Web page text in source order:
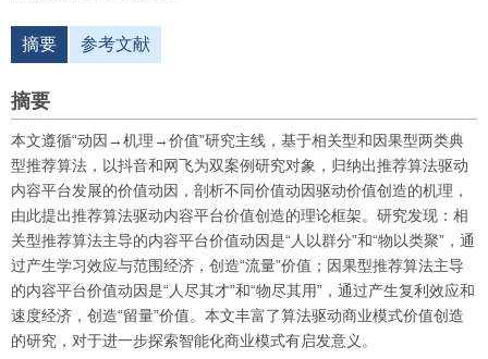
摘要 参考文献
摘要
本文遵循“动因→机理→价值”研究主线，基于相关型和因果型两类典
型推荐算法，以抖音和网飞为双案例研究对象，归纳出推荐算法驱动
内容平台发展的价值动因，剖析不同价值动因驱动价值创造的机理，
由此提出推荐算法驱动内容平台价值创造的理论框架。研究发现：相
关型推荐算法主导的内容平台价值动因是“人以群分”和“物以类聚”，通
过产生学习效应与范围经济，创造“流量”价值；因果型推荐算法主导
的内容平台价值动因是“人尽其才”和“物尽其用”，通过产生复利效应和
速度经济，创造“留量”价值。本文丰富了算法驱动商业模式价值创造
的研究，对于进一步探索智能化商业模式有启发意义。